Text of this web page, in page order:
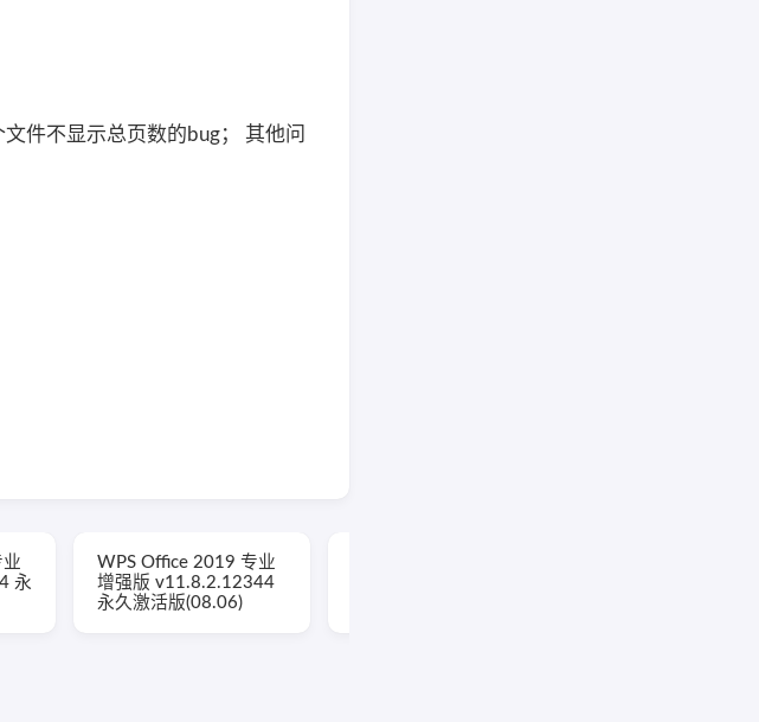
件不显示总页数的bug； 其他问
永
WPS Office 2019 专业
增强版 v11.8.2.12344
永久激活版(08.06)